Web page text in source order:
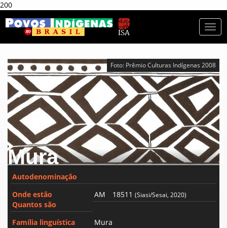
200
Foto: Prêmio Culturas Indígenas 2008
Mura
Autodenominação
Onde estão
Quantos são
AM 18511(Siasi/Sesai, 2020)
Família linguística Mura